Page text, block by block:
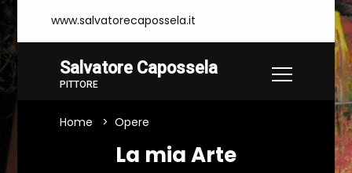
www.salvatorecapossela.it
Salvatore Capossela
PITTORE
Home Opere
La mia Arte